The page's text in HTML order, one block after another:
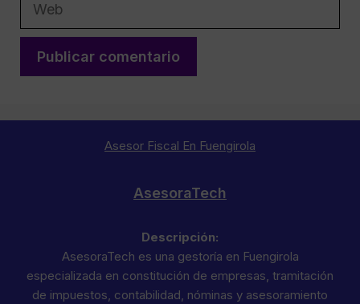
Asesor Fiscal En Fuengirola
AsesoraTech
Descripción:
AsesoraTech es una gestoría en Fuengirola
especializada en constitución de empresas, tramitación
de impuestos, contabilidad, nóminas y asesoramiento